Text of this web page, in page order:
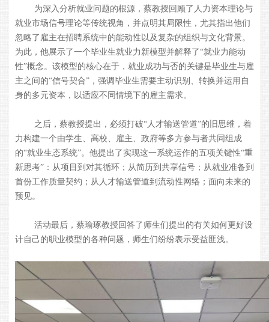
为深入分析就业问题的根源，蔡教授回顾了人力资本理论与
就业市场信号理论等传统视角，并点明其局限性，尤其指出他们
忽略了雇主在招聘系统中的能动性以及复杂的组织与文化背景。
为此，他展示了一个毕业生就业力新模型并解释了“就业力能动
性”概念。该模型的核心在于，就业成功与否的关键是毕业生与雇
主之间的“信号契合”，强调毕业生需要主动识别、转换并运用自
身的多元资本，以适应不同情境下的雇主需求。
之后，蔡教授提出，必须打破“人才输送管道”的旧思维，着
力构建一个由学生、高校、雇主、政府等多方参与者共同组成
的“就业生态系统”。他提出了实现这一系统运作的五项关键性“重
新思考”：从项目到对其循环；从简历到共享信号；从就业准备到
首份工作质量契约；从人才输送管道到流动性网络；面向未来的
预见。
活动最后，蔡瑜琢教授回答了师生们提出的有关如何更好设
计自己的职业模型的各种问题，师生们纷纷表示受益匪浅。